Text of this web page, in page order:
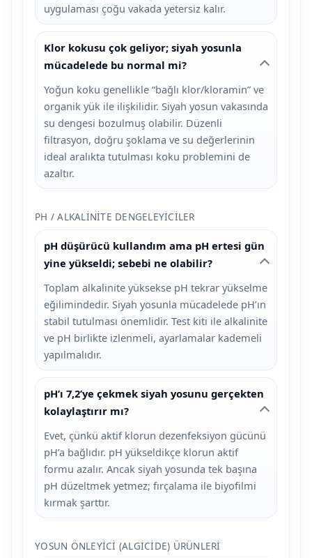
uygulaması çoğu vakada yetersiz kalır.
Klor kokusu çok geliyor; siyah yosunla
mücadelede bu normal mi?
Yoğun koku genellikle “bağlı klor/kloramin” ve
organik yük ile ilişkilidir. Siyah yosun vakasında
su dengesi bozulmuş olabilir. Düzenli
filtrasyon, doğru şoklama ve su değerlerinin
ideal aralıkta tutulması koku problemini de
azaltır.
PH / ALKALINITE DENGELEYICILER
pH düşürücü kullandım ama pH ertesi gün
yine yükseldi; sebebi ne olabilir?
Toplam alkalinite yüksekse pH tekrar yükselme
eğilimindedir. Siyah yosunla mücadelede pH’ın
stabil tutulması önemlidir. Test kiti ile alkalinite
ve pH birlikte izlenmeli, ayarlamalar kademeli
yapılmalıdır.
pH’ı 7,2’ye çekmek siyah yosunu gerçekten
kolaylaştırır mı?
Evet, çünkü aktif klorun dezenfeksiyon gücünü
pH’a bağlıdır. pH yükseldikçe klorun aktif
formu azalır. Ancak siyah yosunda tek başına
pH düzeltmek yetmez; fırçalama ile biyofilmi
kırmak şarttır.
YOSUN ÖNLEYICI (ALGICIDE) ÜRÜNLERI